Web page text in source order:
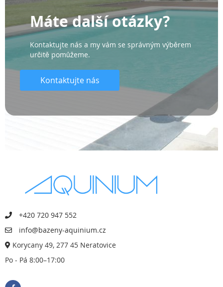
Máte další otázky?
Kontaktujte nás a my vám se správným výběrem
určitě pomůžeme.
Kontaktujte nás
+420 720 947 552
info@bazeny-aquinium.cz
Korycany 49, 277 45 Neratovice
Po - Pá 8:00–17:00